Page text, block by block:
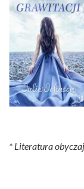
* Literatura